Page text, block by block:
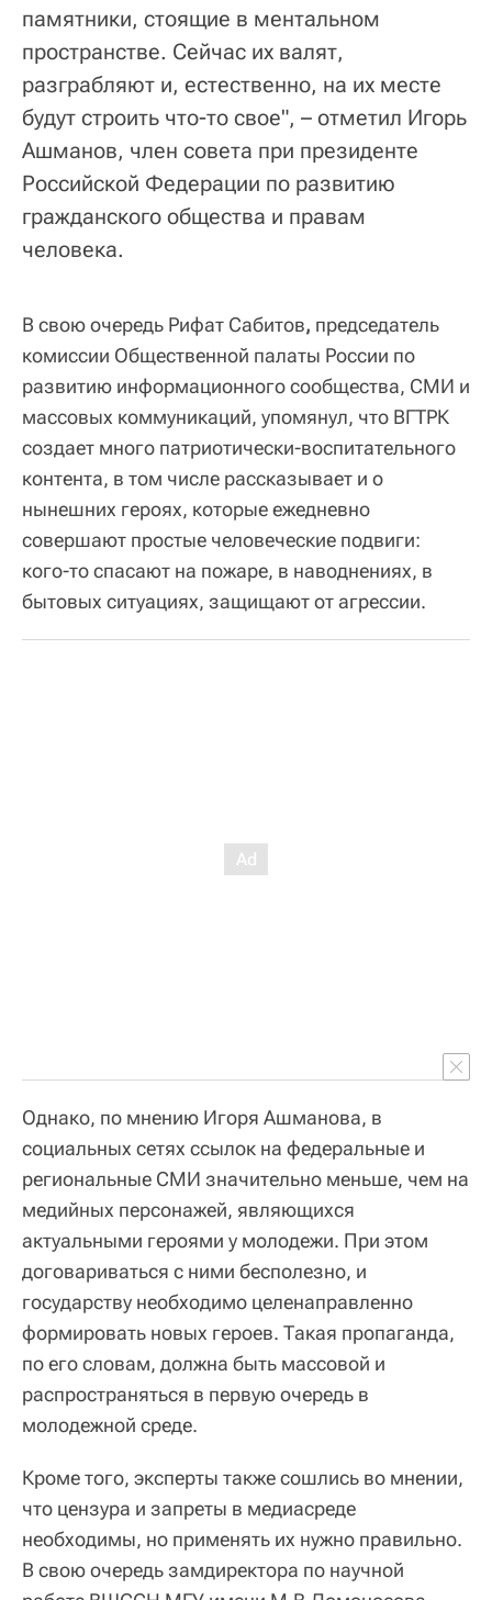
памятники, стоящие в ментальном
пространстве. Сейчас их валят,
разграбляют и, естественно, на их месте
будут строить что-то свое", – отметил Игорь
Ашманов, член совета при президенте
Российской Федерации по развитию
гражданского общества и правам
человека.
В свою очередь Рифат Сабитов, председатель
комиссии Общественной палаты России по
развитию информационного сообщества, СМИ и
массовых коммуникаций, упомянул, что ВГТРК
создает много патриотически-воспитательного
контента, в том числе рассказывает и о
нынешних героях, которые ежедневно
совершают простые человеческие подвиги:
кого-то спасают на пожаре, в наводнениях, в
бытовых ситуациях, защищают от агрессии.
Однако, по мнению Игоря Ашманова, в
социальных сетях ссылок на федеральные и
региональные СМИ значительно меньше, чем на
медийных персонажей, являющихся
актуальными героями у молодежи. При этом
договариваться с ними бесполезно, и
государству необходимо целенаправленно
формировать новых героев. Такая пропаганда,
по его словам, должна быть массовой и
распространяться в первую очередь в
молодежной среде.
Кроме того, эксперты также сошлись во мнении,
что цензура и запреты в медиасреде
необходимы, но применять их нужно правильно.
В свою очередь замдиректора по научной